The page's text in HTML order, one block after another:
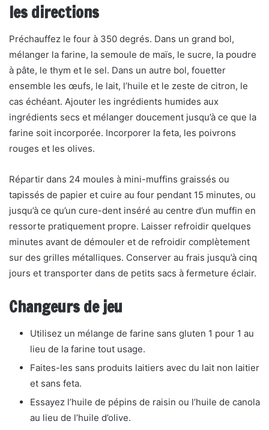
les directions
Préchauffez le four à 350 degrés. Dans un grand bol,
mélanger la farine, la semoule de maïs, le sucre, la poudre
à pâte, le thym et le sel. Dans un autre bol, fouetter
ensemble les œufs, le lait, l’huile et le zeste de citron, le
cas échéant. Ajouter les ingrédients humides aux
ingrédients secs et mélanger doucement jusqu’à ce que la
farine soit incorporée. Incorporer la feta, les poivrons
rouges et les olives.
Répartir dans 24 moules à mini-muffins graissés ou
tapissés de papier et cuire au four pendant 15 minutes, ou
jusqu’à ce qu’un cure-dent inséré au centre d’un muffin en
ressorte pratiquement propre. Laisser refroidir quelques
minutes avant de démouler et de refroidir complètement
sur des grilles métalliques. Conserver au frais jusqu’à cinq
jours et transporter dans de petits sacs à fermeture éclair.
Changeurs de jeu
Utilisez un mélange de farine sans gluten 1 pour 1 au
lieu de la farine tout usage.
Faites-les sans produits laitiers avec du lait non laitier
et sans feta.
Essayez l’huile de pépins de raisin ou l’huile de canola
au lieu de l’huile d’olive.